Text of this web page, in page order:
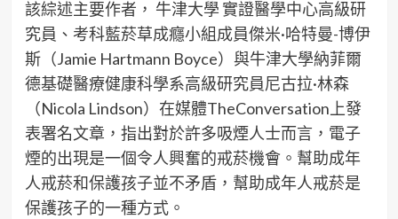
該綜述主要作者， 牛津大學 實證醫學中心高級研
究員、考科藍菸草成癮小組成員傑米·哈特曼-博伊
斯（Jamie Hartmann Boyce）與牛津大學納菲爾
德基礎醫療健康科學系高級研究員尼古拉·林森
（Nicola Lindson）在媒體TheConversation上發
表署名文章，指出對於許多吸煙人士而言，電子
煙的出現是一個令人興奮的戒菸機會。幫助成年
人戒菸和保護孩子並不矛盾，幫助成年人戒菸是
保護孩子的一種方式。